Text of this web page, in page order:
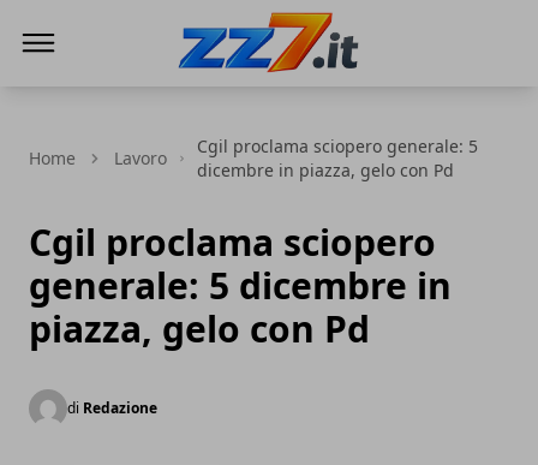
Home Lavoro
Cgil proclama sciopero generale: 5
dicembre in piazza, gelo con Pd
Cgil proclama sciopero
generale: 5 dicembre in
piazza, gelo con Pd
di Redazione